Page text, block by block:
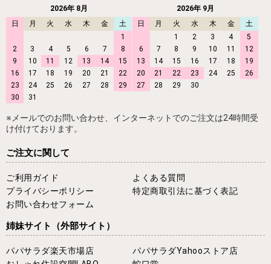
2026年 8月
日
月 火 水 木 金
土
1
2
3 4 5 6 7
8
9
10 11 12 13 14
15
16
17 18 19 20 21
22
23
24 25 26 27 28
29
30
31
2026年 9月
日
月 火 水 木 金
土
1
2 3 4
5
6
7 8 9 10 11
12
13
14 15 16 17 18
19
20
21 22 23 24 25
26
27
28 29 30
※メールでのお問い合わせ、インターネットでのご注文は24時間受
け付けております。
ご注文に関して
ご利用ガイド
よくある質問
プライバシーポリシー
特定商取引法に基づく表記
お問い合わせフォーム
姉妹サイト （外部サイト）
パパサラダ楽天市場店
パパサラダYahooストア店